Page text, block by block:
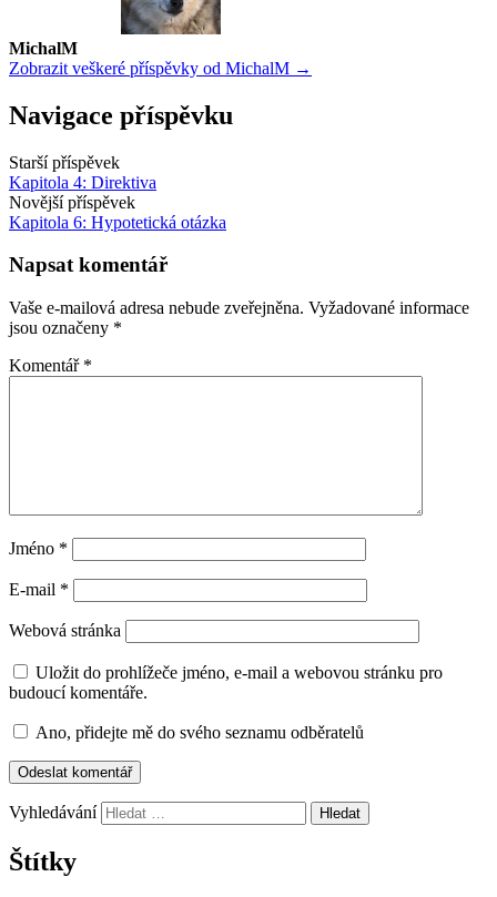
MichalM
Zobrazit veškeré příspěvky od MichalM →
Navigace příspěvku
Starší příspěvek
Kapitola 4: Direktiva
Novější příspěvek
Kapitola 6: Hypotetická otázka
Napsat komentář
Vaše e-mailová adresa nebude zveřejněna. Vyžadované informace
jsou označeny *
Komentář *
Jméno *
E-mail *
Webová stránka
Uložit do prohlížeče jméno, e-mail a webovou stránku pro
budoucí komentáře.
Ano, přidejte mě do svého seznamu odběratelů
Vyhledávání
Štítky